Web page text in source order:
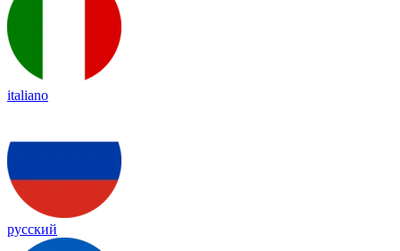
italiano
русский